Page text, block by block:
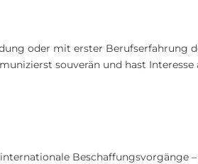
oder mit erster Berufserfahrung
souverän und hast
Beschaffungsvorgänge